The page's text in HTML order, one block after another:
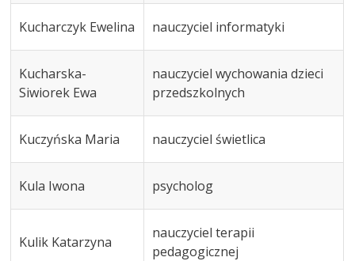
Kucharczyk Ewelina nauczyciel informatyki
Kucharska-
Siwiorek Ewa
nauczyciel wychowania dzieci
przedszkolnych
Kuczyńska Maria nauczyciel świetlica
Kula Iwona psycholog
Kulik Katarzyna
nauczyciel terapii
pedagogicznej